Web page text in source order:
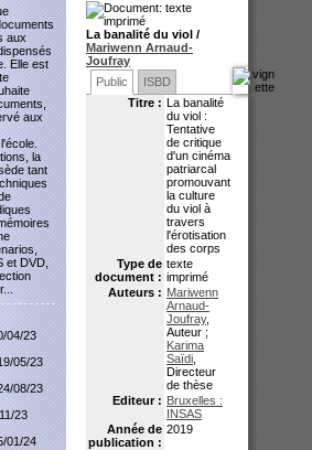
La banalité du viol /
Mariwenn Arnaud-
Joufray
Public
ISBD
Titre : La banalité
du viol :
Tentative
de critique
d'un cinéma
patriarcal
promouvant
la culture
du viol à
travers
l'érotisation
des corps
Type de
document :
texte
imprimé
Auteurs : Mariwenn
Arnaud-
Joufray,
Auteur ;
Karima
Saïdi
Directeur
de thèse
Editeur : Bruxelles :
INSAS
Année de
publication :
2019
aux
Elle est
aux
la
tant
et DVD,
04/23
05/23
08/23
23
01/24